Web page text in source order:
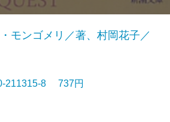
モンゴメリ／著、村岡花子／
211315-8 737円